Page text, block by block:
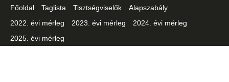
Főoldal Taglista Tisztségviselők
Alapszabály
2022. évi mérleg
2023. évi mérleg
2024. évi mérleg
2025. évi mérleg